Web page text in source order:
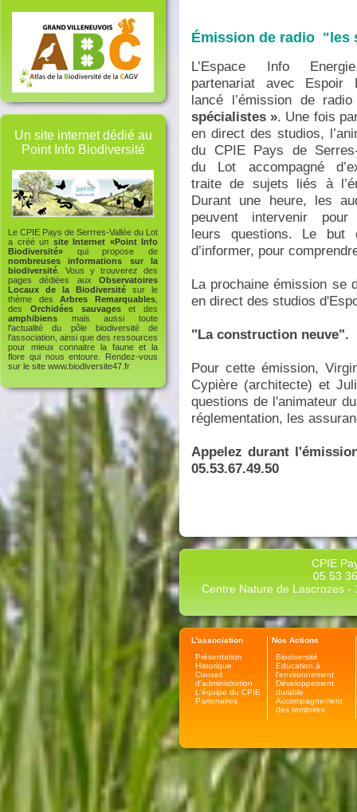
Un site internet dédié au
Point Info Biodiversité
Le CPIE Pays de Serrres-Vallée du Lot
a créé un site Internet «Point Info
Biodiversité» qui propose de
nombreuses informations sur la
biodiversité . Vous y trouverez des
pages dédiées aux Observatoires
Locaux de la Biodiversité sur le
thème desArbres Remarquables
des Orchidées sauvageset des
amphibiens mais aussi toute
l'actualité du pôle biodiversité de
l'association, ainsi que des ressources
pour mieux connaitre la faune et la
flore qui nous entoure. Rendez-vous
sur le site www.biodiversite47.fr
Émission de radio "les
L’Espace Info
partenariat avec Espoir
lancé l’émission de
spécialistes ». Une fois
en direct des studios,
du CPIE Pays de
du Lot accompagné
traite de sujets liés à
Durant une heure, les
peuvent intervenir pour
leurs questions. Le but
d’informer, pour
La prochaine émission se
en direct des studios
"La construction neuve".
Pour cette émission,
Cypière (architecte) et
questions de l'animateur
réglementation, les
Appelez durant
05.53.67.49.50
CPIE
05 53
Centre Nature de Lascrozes -
L'association
Présentation
Historique
Conseil
d'administration
L'équipe du CPIE
Partenaires
Nos Actions
Biodiversité
Education à
l'environnement
Développement
durable
Accompagnement
des territoires